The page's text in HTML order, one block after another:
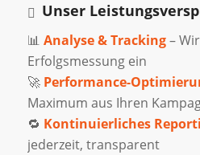
Unser
📊 Analyse & Tracking–
Erfolgsmessung ein
🚀 Performance-
Maximum aus Ihren
🔁 Kontinuierliches
jederzeit, transparent